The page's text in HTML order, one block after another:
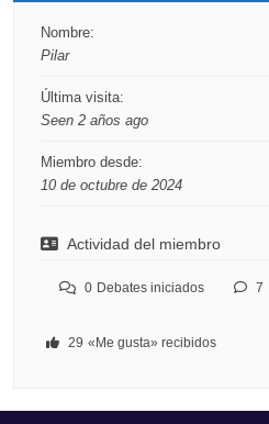
Nombre:
Pilar
Última visita:
Seen 2 años ago
Miembro desde:
10 de octubre de 2024
Actividad del miembro
0 Debates iniciados 7
29 «Me gusta» recibidos